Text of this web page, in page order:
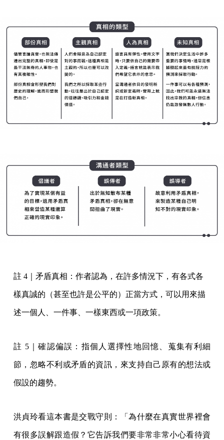
註 4｜矛盾真相：作者認為，在許多情況下，有各式各
樣真誠的（甚至也許是公平的）正當方式，可以用來描
述一個人、一件事、一樣東西或一項政策。
註 5｜確認偏誤：指個人選擇性地回憶、蒐集有利細
節，忽略不利或矛盾的資訊，來支持自己原有的想法或
假設的趨勢。
洪貞玲看這本書是交戰守則：「為什麼在真實世界裡會
有很多誤解跟造假？它告訴我們要非常非常小心看待資